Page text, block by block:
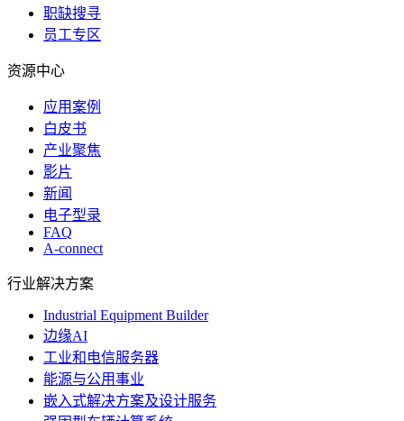
职缺搜寻
员工专区
资源中心
应用案例
白皮书
产业聚焦
影片
新闻
电子型录
FAQ
A-connect
行业解决方案
Industrial Equipment Builder
边缘AI
工业和电信服务器
能源与公用事业
嵌入式解决方案及设计服务